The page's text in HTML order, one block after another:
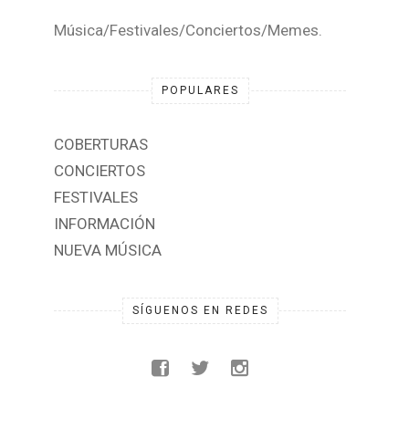
Música/Festivales/Conciertos/Memes.
POPULARES
COBERTURAS
CONCIERTOS
FESTIVALES
INFORMACIÓN
NUEVA MÚSICA
SÍGUENOS EN REDES